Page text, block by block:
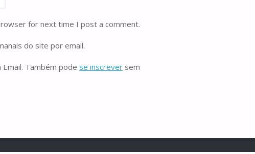
for next time I post a comment.
do site por email.
Também pode se inscrever sem